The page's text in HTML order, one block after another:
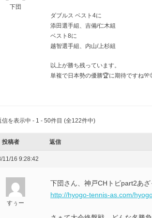
下団
ダブルス ベスト4に
添田選手組、吉備/仁木組
ベスト8に
越智選手組、内山/上杉組
以上が勝ち残っています。
単複で日本勢の優勝🏆に期待ですね
信を表示中 - 1 - 50件目 (全122件中)
投稿者 返信
11/16 9:28:42
すぅー
下団さん、神戸CHトピpart2あざ
http://hyogo-tennis-as.com/